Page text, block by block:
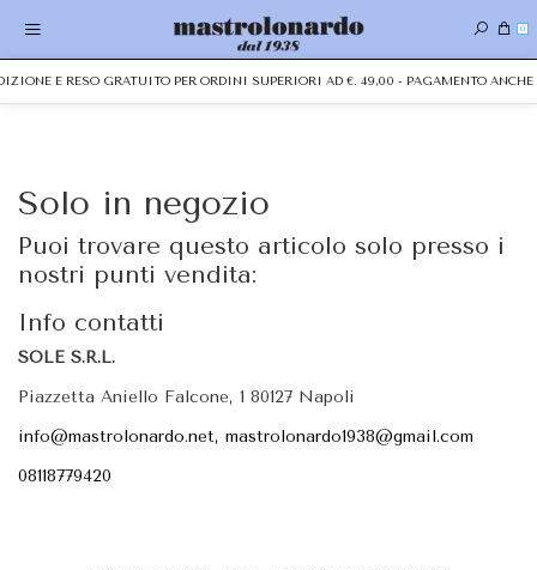
0
E RESO GRATUITO PER ORDINI SUPERIORI AD €. 49,00 - PAGAMENTO ANCHE
Solo in negozio
Puoi trovare questo articolo solo presso i
nostri punti vendita:
Info contatti
SOLE S.R.L.
Piazzetta Aniello Falcone, 1 80127 Napoli
info@mastrolonardo.net, mastrolonardo1938@gmail.com
08118779420